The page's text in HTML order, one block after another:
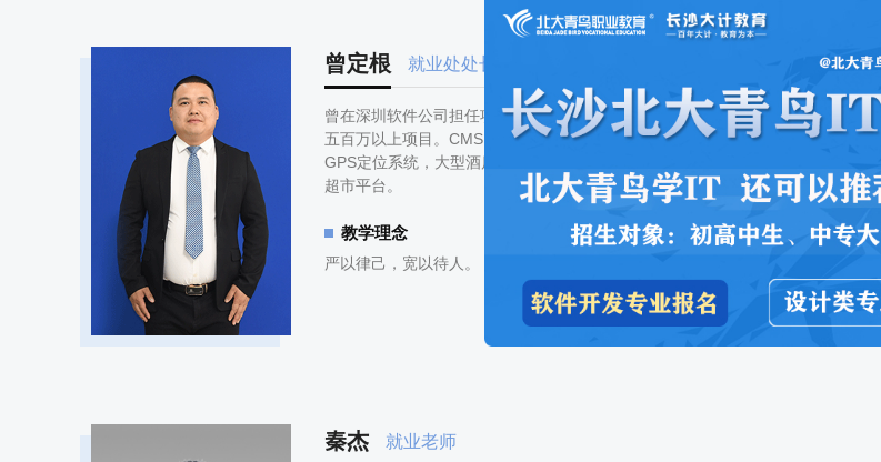
曾定根 就业处处长
曾在深圳软件公司担任项目经理三年，主导过6个价值
五百万以上项目。CMS电信平台，短信群发平台，移动
GPS定位系统，大型酒店管理系统，旅游，大型电商、
超市平台。
教学理念
严以律己，宽以待人。
秦杰 就业老师